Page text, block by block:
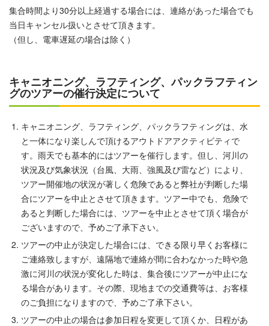
集合時間より30分以上経過する場合には、連絡があった場合でも
当日キャンセル扱いとさせて頂きます。
（但し、電車遅延の場合は除く）
キャニオニング、ラフティング、パックラフティン
グのツアーの催行決定について
キャニオニング、ラフティング、パックラフティングは、水
と一体になり楽しんで頂けるアウトドアアクティビティで
す。雨天でも基本的にはツアーを催行します。但し、河川の
状況及び気象状況（台風、大雨、強風及び雷など）により、
ツアー開催地の状況が著しく危険であると弊社が判断した場
合にツアーを中止とさせて頂きます。ツアー中でも、危険で
あると判断した場合には、ツアーを中止とさせて頂く場合が
ございますので、予めご了承下さい。
ツアーの中止が決定した場合には、できる限り早くお客様に
ご連絡致しますが、遠隔地で連絡が間に合わなかった時や急
激に河川の状況が変化した時は、集合後にツアーが中止にな
る場合があります。その際、現地までの交通費等は、お客様
のご負担になりますので、予めご了承下さい。
ツアーの中止の場合は参加日程を変更して頂くか、日程があ